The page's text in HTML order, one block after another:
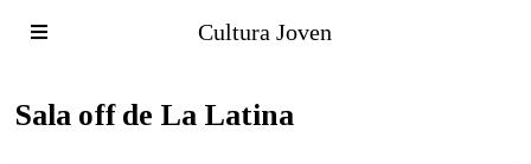
Cultura Joven
Sala off de La Latina